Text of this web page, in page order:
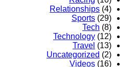
Relationships (4)
Sports (29)
Tech (8)
Technology (12)
Travel (13)
Uncategorized (2)
Videos (16)